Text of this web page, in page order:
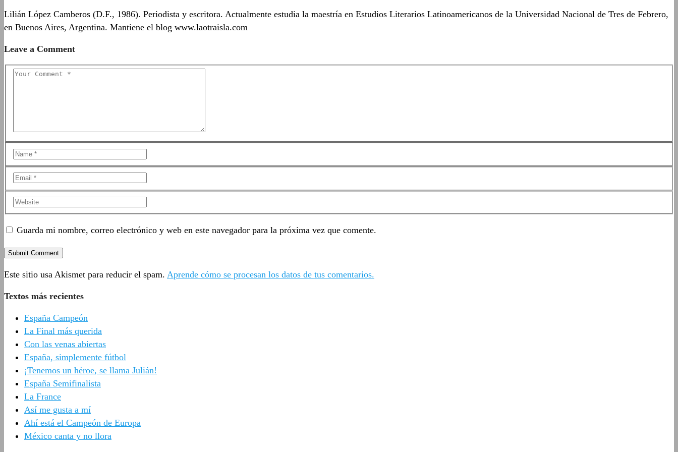
Lilián López Camberos (D.F., 1986). Periodista y escritora. Actualmente estudia la maestría en Estudios Literarios Latinoamericanos de la Universidad Nacional de Tres de Febrero,
en Buenos Aires, Argentina. Mantiene el blog www.laotraisla.com
Leave a Comment
Guarda mi nombre, correo electrónico y web en este navegador para la próxima vez que comente.
Este sitio usa Akismet para reducir el spam. Aprende cómo se procesan los datos de tus comentarios.
Textos más recientes
España Campeón
La Final más querida
Con las venas abiertas
España, simplemente fútbol
¡Tenemos un héroe, se llama Julián!
España Semifinalista
La France
Así me gusta a mí
Ahí está el Campeón de Europa
México canta y no llora